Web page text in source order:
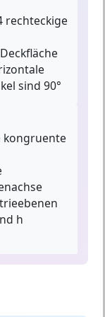
rechteckige
sind 90°
kongruente
h